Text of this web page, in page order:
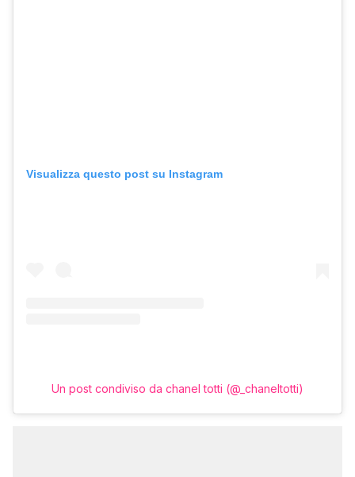
Visualizza questo post su Instagram
Un post condiviso da chanel totti (@_chaneltotti)